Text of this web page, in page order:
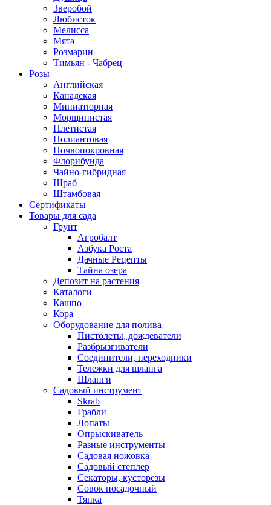
Зверобой
Любисток
Мелисса
Мята
Розмарин
Тимьян - Чабрец
Розы
Английская
Канадская
Миниатюрная
Морщинистая
Плетистая
Полиантовая
Почвопокровная
Флорибунда
Чайно-гибридная
Шраб
Штамбовая
Сертификаты
Товары для сада
Грунт
Агробалт
Азбука Роста
Дачные Рецепты
Тайна озера
Депозит на растения
Каталоги
Кашпо
Кора
Оборудование для полива
Пистолеты, дождеватели
Разбрызгиватели
Соединители, переходники
Тележки для шланга
Шланги
Садовый инструмент
Skrab
Грабли
Лопаты
Опрыскиватель
Разные инструменты
Садовая ножовка
Садовый степлер
Секаторы, кусторезы
Совок посадочный
Тяпка